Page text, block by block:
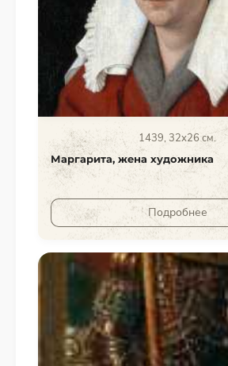
1439, 32х26 см.
Маргарита, жена художника
Подробнее